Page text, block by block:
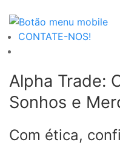
CONTATE-NOS!
Alpha Trade:
Sonhos e
Com ética,